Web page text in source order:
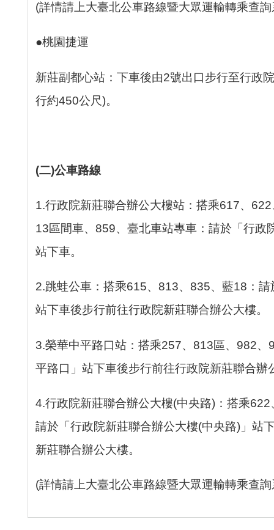
(詳情請上大臺北公車路線暨大眾運輸轉乘查
●桃園捷運
新莊副都心站：下車後由2號出口步行至行政
行約450公尺)。
(二)公車路線
1.行政院新莊聯合辦公大樓站：搭乘617、
13區間車、859、臺北車站專車：請於「行政
站下車。
2.跳蛙公車：搭乘615、813、835、藍18：
站下車後步行前往行政院新莊聯合辦公大樓。
3.榮華中平路口站：搭乘257、813區、982、
平路口」站下車後步行前往行政院新莊聯合辦
4.行政院新莊聯合辦公大樓(中央路)：搭乘
請於「行政院新莊聯合辦公大樓(中央路)」站
新莊聯合辦公大樓。
(詳情請上大臺北公車路線暨大眾運輸轉乘查